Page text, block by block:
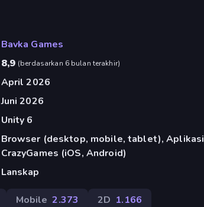
Bavka Games
8,9 (berdasarkan 6 bulan terakhir)
April 2026
Juni 2026
Unity 6
Browser (desktop, mobile, tablet), Aplikasi
CrazyGames (iOS, Android)
Lanskap
Mobile 2.373 2D 1.166